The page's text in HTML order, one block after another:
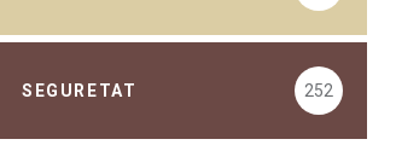
SEGURETAT 252